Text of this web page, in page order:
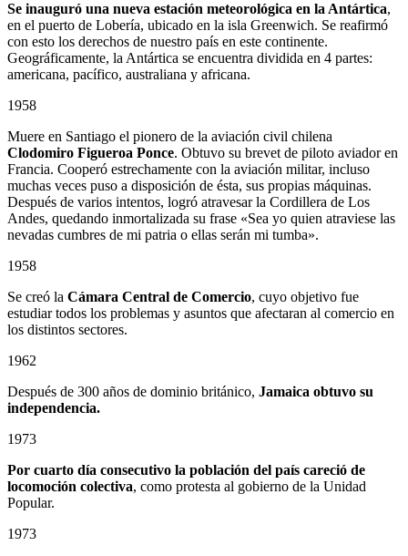
Se inauguró una nueva estación meteorológica en la Antártica,
en el puerto de Lobería, ubicado en la isla Greenwich. Se reafirmó
con esto los derechos de nuestro país en este continente.
Geográficamente, la Antártica se encuentra dividida en 4 partes:
americana, pacífico, australiana y africana.
1958
Muere en Santiago el pionero de la aviación civil chilena
Clodomiro Figueroa Ponce. Obtuvo su brevet de piloto aviador en
Francia. Cooperó estrechamente con la aviación militar, incluso
muchas veces puso a disposición de ésta, sus propias máquinas.
Después de varios intentos, logró atravesar la Cordillera de Los
Andes, quedando inmortalizada su frase «Sea yo quien atraviese las
nevadas cumbres de mi patria o ellas serán mi tumba».
1958
Se creó la Cámara Central de Comercio, cuyo objetivo fue
estudiar todos los problemas y asuntos que afectaran al comercio en
los distintos sectores.
1962
Después de 300 años de dominio británico, Jamaica obtuvo su
independencia.
1973
Por cuarto día consecutivo la población del país careció de
locomoción colectiva, como protesta al gobierno de la Unidad
Popular.
1973